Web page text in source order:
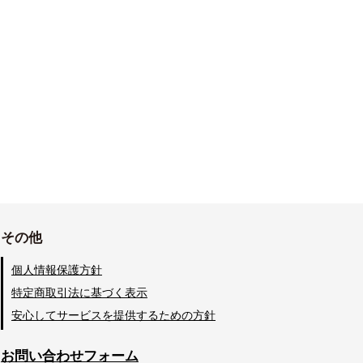
その他
個人情報保護方針
特定商取引法に基づく表示
安心してサービスを提供するための方針
お問い合わせフォーム